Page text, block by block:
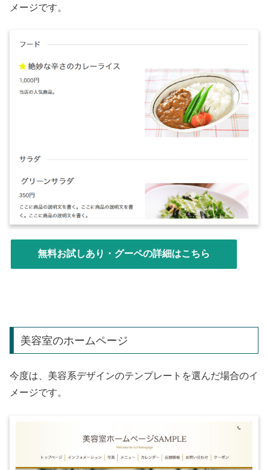
メージです。
無料お試しあり・グーペの詳細はこちら
美容室のホームページ
今度は、美容系デザインのテンプレートを選んだ場合のイ
メージです。